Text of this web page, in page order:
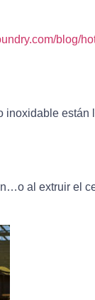
blog/
inoxidable están
al extruir el